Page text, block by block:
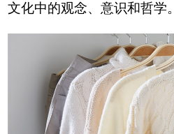
文化中的观念、意识和哲学。